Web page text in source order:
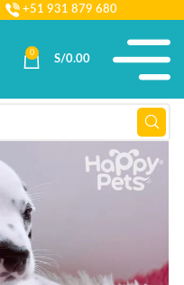
+51 931 879 680
0
S/0.00